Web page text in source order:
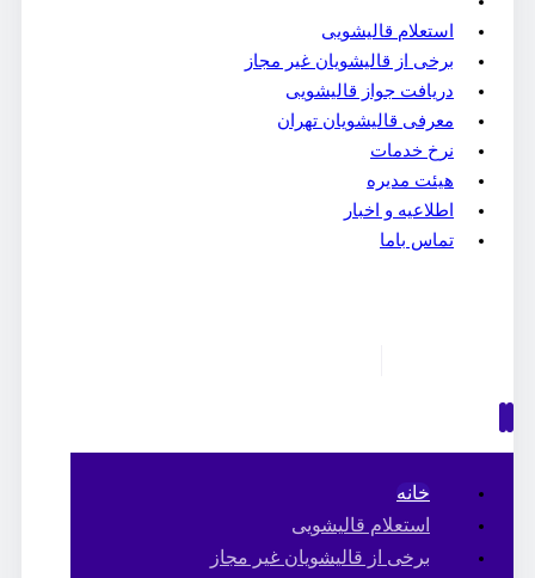
استعلام قالیشویی
برخی از قالیشویان غیر مجاز
دریافت جواز قالیشویی
معرفی قالیشویان تهران
نرخ خدمات
هیئت مدیره
اطلاعیه و اخبار
تماس باما
خانه
استعلام قالیشویی
برخی از قالیشویان غیر مجاز